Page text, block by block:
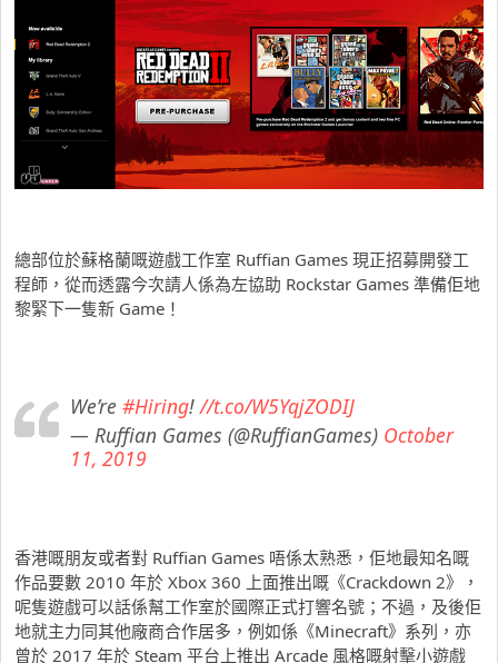
總部位於蘇格蘭嘅遊戲工作室 Ruffian Games 現正招募開發工
程師，從而透露今次請人係為左協助 Rockstar Games 準備佢地
黎緊下一隻新 Game！
We’re #Hiring! //t.co/W5YqjZODIJ
— Ruffian Games (@RuffianGames) October
11, 2019
香港嘅朋友或者對 Ruffian Games 唔係太熟悉，佢地最知名嘅
作品要數 2010 年於 Xbox 360 上面推出嘅《Crackdown 2》，
呢隻遊戲可以話係幫工作室於國際正式打響名號；不過，及後佢
地就主力同其他廠商合作居多，例如係《Minecraft》系列，亦
曾於 2017 年於 Steam 平台上推出 Arcade 風格嘅射擊小遊戲